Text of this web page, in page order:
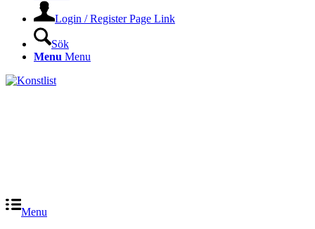
Login / Register Page Link
Sök
Menu Menu
Menu